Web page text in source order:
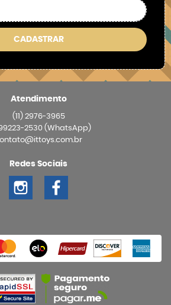
CADASTRAR
Atendimento
(11)2976-3965
2530 (WhatsApp)
Redes Sociais